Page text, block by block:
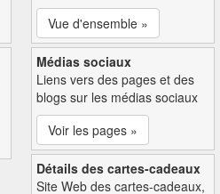
Vue d'ensemble »
Médias sociaux
Liens vers des pages et des
blogs sur les médias sociaux
Voir les pages »
Détails des cartes-cadeaux
Site Web des cartes-cadeaux,